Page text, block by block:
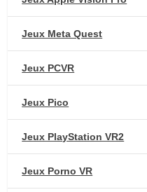
Jeux Meta Quest
Jeux PCVR
Jeux Pico
Jeux PlayStation VR2
Jeux Porno VR